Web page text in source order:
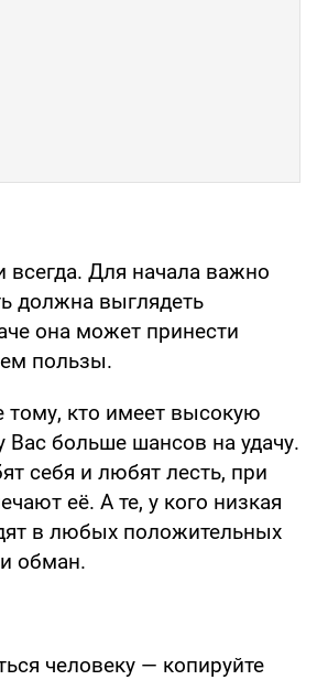
всегда. Для начала важно
должна выглядеть
она может принести
пользы.
тому, кто имеет высокую
Вас больше шансов на удачу.
себя и любят лесть, при
её. А те, у кого низкая
в любых положительных
обман.
человеку — копируйте